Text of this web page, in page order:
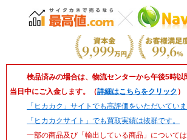
検品済みの場合は、物流センターから午後5時以
当日中にご入金します。（詳細はこちらをクリック ）
「ヒカカク」サイトでも高評価をいただいていま
「ヒカカクサイト」でも買取実績は抜群です。
一部の商品及び「輸出している商品」について